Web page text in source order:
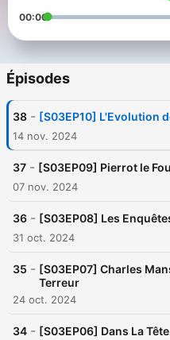
00:00
Épisodes
38 - [S03EP10] L'Evolution
14 nov. 2024
37 - [S03EP09] Pierrot le
07 nov. 2024
36 - [S03EP08] Les
31 oct. 2024
35 - [S03EP07] Charles
Terreur
24 oct. 2024
34 - [S03EP06] Dans La